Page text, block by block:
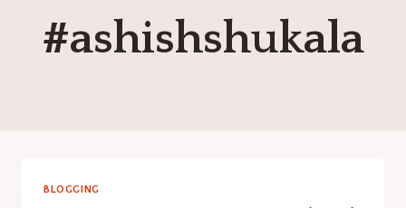
#ashishshukala
BLOGGING